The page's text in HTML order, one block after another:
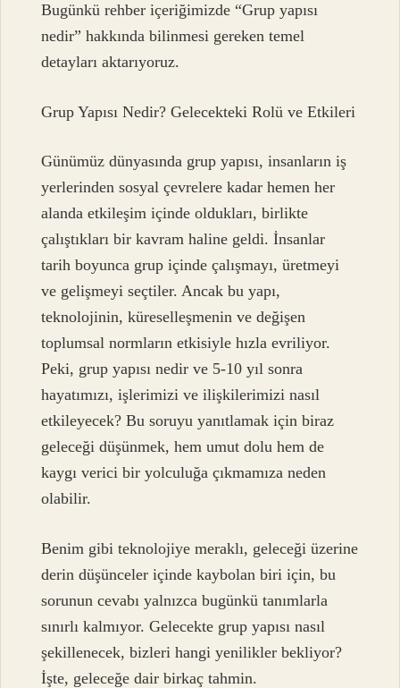
Bugünkü rehber içeriğimizde “Grup yapısı
nedir” hakkında bilinmesi gereken temel
detayları aktarıyoruz.
Grup Yapısı Nedir? Gelecekteki Rolü ve Etkileri
Günümüz dünyasında grup yapısı, insanların iş
yerlerinden sosyal çevrelere kadar hemen her
alanda etkileşim içinde oldukları, birlikte
çalıştıkları bir kavram haline geldi. İnsanlar
tarih boyunca grup içinde çalışmayı, üretmeyi
ve gelişmeyi seçtiler. Ancak bu yapı,
teknolojinin, küreselleşmenin ve değişen
toplumsal normların etkisiyle hızla evriliyor.
Peki, grup yapısı nedir ve 5-10 yıl sonra
hayatımızı, işlerimizi ve ilişkilerimizi nasıl
etkileyecek? Bu soruyu yanıtlamak için biraz
geleceği düşünmek, hem umut dolu hem de
kaygı verici bir yolculuğa çıkmamıza neden
olabilir.
Benim gibi teknolojiye meraklı, geleceği üzerine
derin düşünceler içinde kaybolan biri için, bu
sorunun cevabı yalnızca bugünkü tanımlarla
sınırlı kalmıyor. Gelecekte grup yapısı nasıl
şekillenecek, bizleri hangi yenilikler bekliyor?
İşte, geleceğe dair birkaç tahmin.